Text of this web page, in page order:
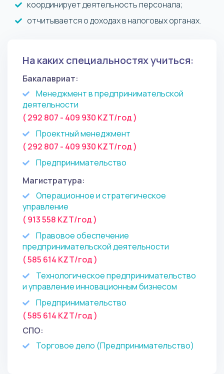
координирует деятельность персонала;
отчитывается о доходах в налоговых органах.
На каких специальностях учиться:
Бакалавриат:
Менеджмент в предпринимательской
деятельности
( 292 807 - 409 930 KZT/год )
Проектный менеджмент
( 292 807 - 409 930 KZT/год )
Предпринимательство
Магистратура:
Операционное и стратегическое
управление
( 913 558 KZT/год )
Правовое обеспечение
предпринимательской деятельности
( 585 614 KZT/год )
Технологическое предпринимательство
и управление инновационным бизнесом
Предпринимательство
( 585 614 KZT/год )
СПО:
Торговое дело (Предпринима­тельство)